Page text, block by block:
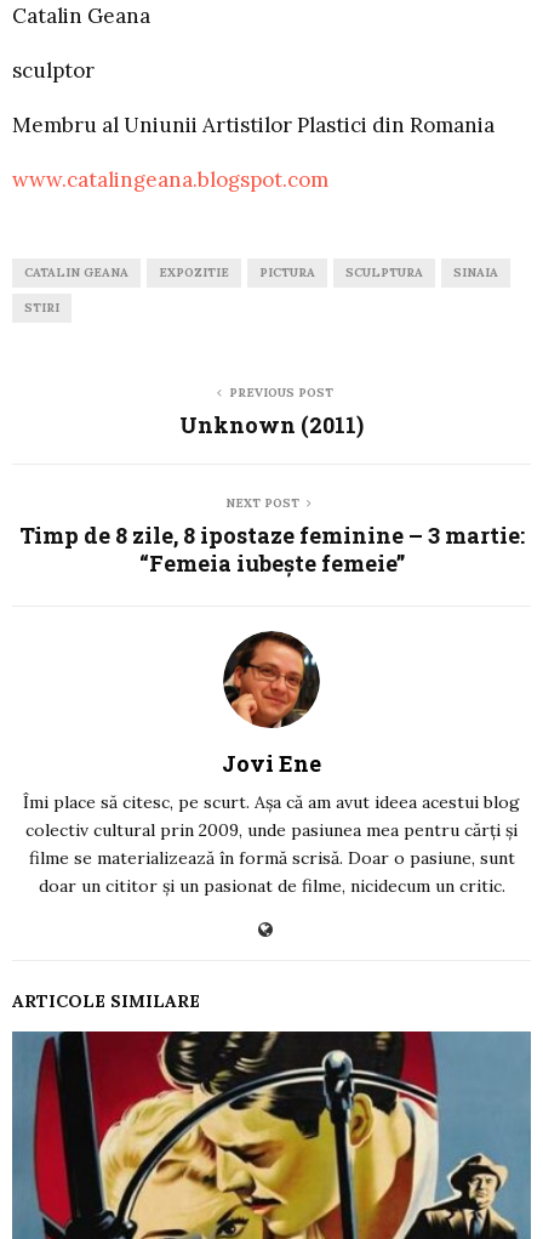
Catalin Geana
sculptor
Membru al Uniunii Artistilor Plastici din Romania
www.catalingeana.blogspot.com
CATALIN GEANA EXPOZITIE PICTURA SCULPTURA SINAIA
STIRI
PREVIOUS POST
Unknown (2011)
NEXT POST
Timp de 8 zile, 8 ipostaze feminine – 3 martie:
“Femeia iubeşte femeie”
Jovi Ene
Îmi place să citesc, pe scurt. Așa că am avut ideea acestui blog
colectiv cultural prin 2009, unde pasiunea mea pentru cărți și
filme se materializează în formă scrisă. Doar o pasiune, sunt
doar un cititor și un pasionat de filme, nicidecum un critic.
ARTICOLE SIMILARE